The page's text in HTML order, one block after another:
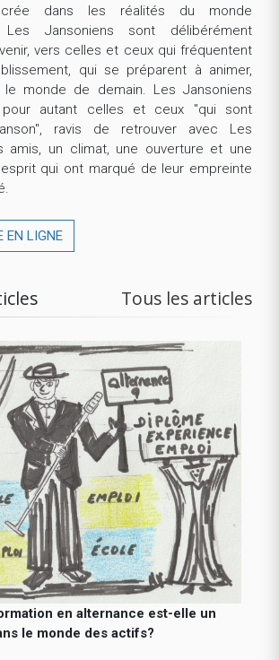
dans les réalités du monde
Les Jansoniens sont délibérément
vers celles et ceux qui fréquentent
qui se préparent à animer,
monde de demain. Les Jansoniens
pour autant celles et ceux "qui sont
ravis de retrouver avec Les
amis, un climat, une ouverture et une
qui ont marqué de leur empreinte
EN LIGNE
Tous les articles
en alternance est-elle un
le monde des actifs?